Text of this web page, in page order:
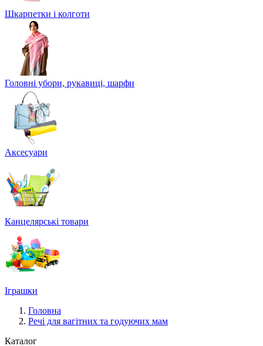
Шкарпетки і колготи
Головні убори, рукавиці, шарфи
Аксесуари
Канцелярські товари
Іграшки
Головна
Речі для вагітних та годуючих мам
Каталог